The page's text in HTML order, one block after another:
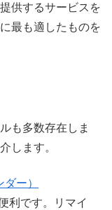
供するサービスを
最も適したものを
も多数存在しま
します。
ー）
利です。リマイ